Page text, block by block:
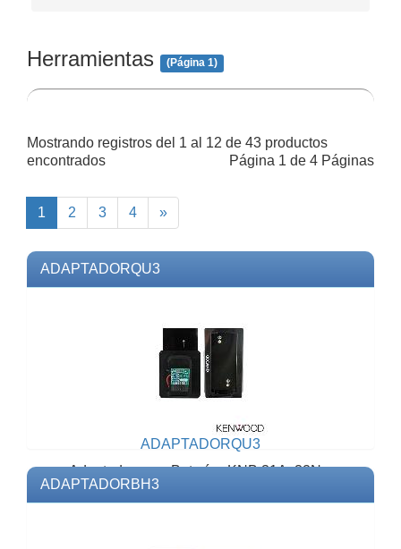
Herramientas (Página 1)
Mostrando registros del 1 al 12 de 43 productos
encontrados
Página 1 de 4 Páginas
1 2 3 4 »Next
ADAPTADORQU3
ADAPTADORQU3
Adaptador para Baterías KNB 31A, 32N y
WWN KNB32 de Ni Cd / Ni MH,opera con
Analizadores 1A, 3A y 6A...
ADAPTADORBH3